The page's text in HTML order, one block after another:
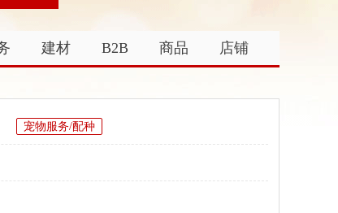
建材 B2B 商品 店铺
宠物服务/配种